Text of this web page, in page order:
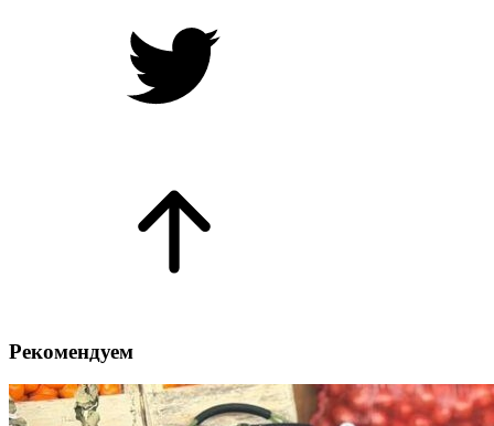
Рекомендуем